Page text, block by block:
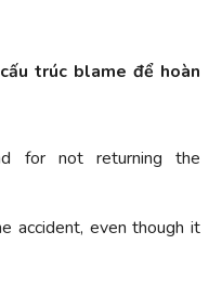
trúc blame để hoàn
for not returning the
accident, even though it